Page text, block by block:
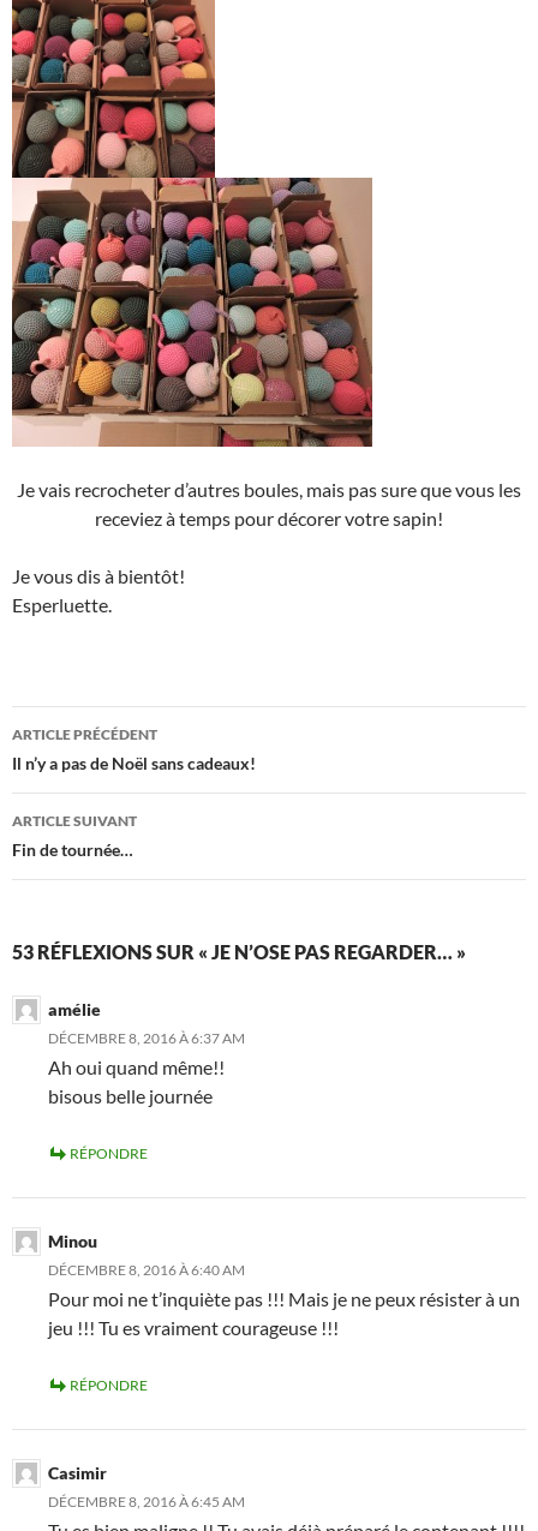
Je vais recrocheter d’autres boules, mais pas sure que vous les
receviez à temps pour décorer votre sapin!
Je vous dis à bientôt!
Esperluette.
Navigation
des
articles
ARTICLE PRÉCÉDENT
Il n’y a pas de Noël sans cadeaux!
ARTICLE SUIVANT
Fin de tournée…
53 RÉFLEXIONS SUR « JE N’OSE PAS REGARDER… »
amélie
DÉCEMBRE 8, 2016 À 6:37 AM
Ah oui quand même!!
bisous belle journée
RÉPONDRE
Minou
DÉCEMBRE 8, 2016 À 6:40 AM
Pour moi ne t’inquiète pas !!! Mais je ne peux résister à un
jeu !!! Tu es vraiment courageuse !!!
RÉPONDRE
Casimir
DÉCEMBRE 8, 2016 À 6:45 AM